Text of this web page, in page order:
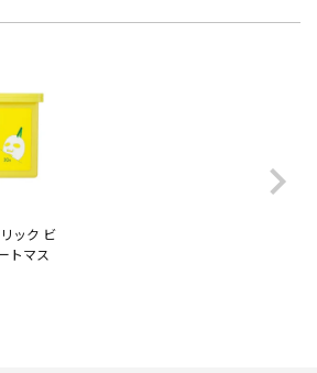
ック ビ
トマス